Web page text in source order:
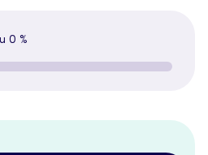
0 %